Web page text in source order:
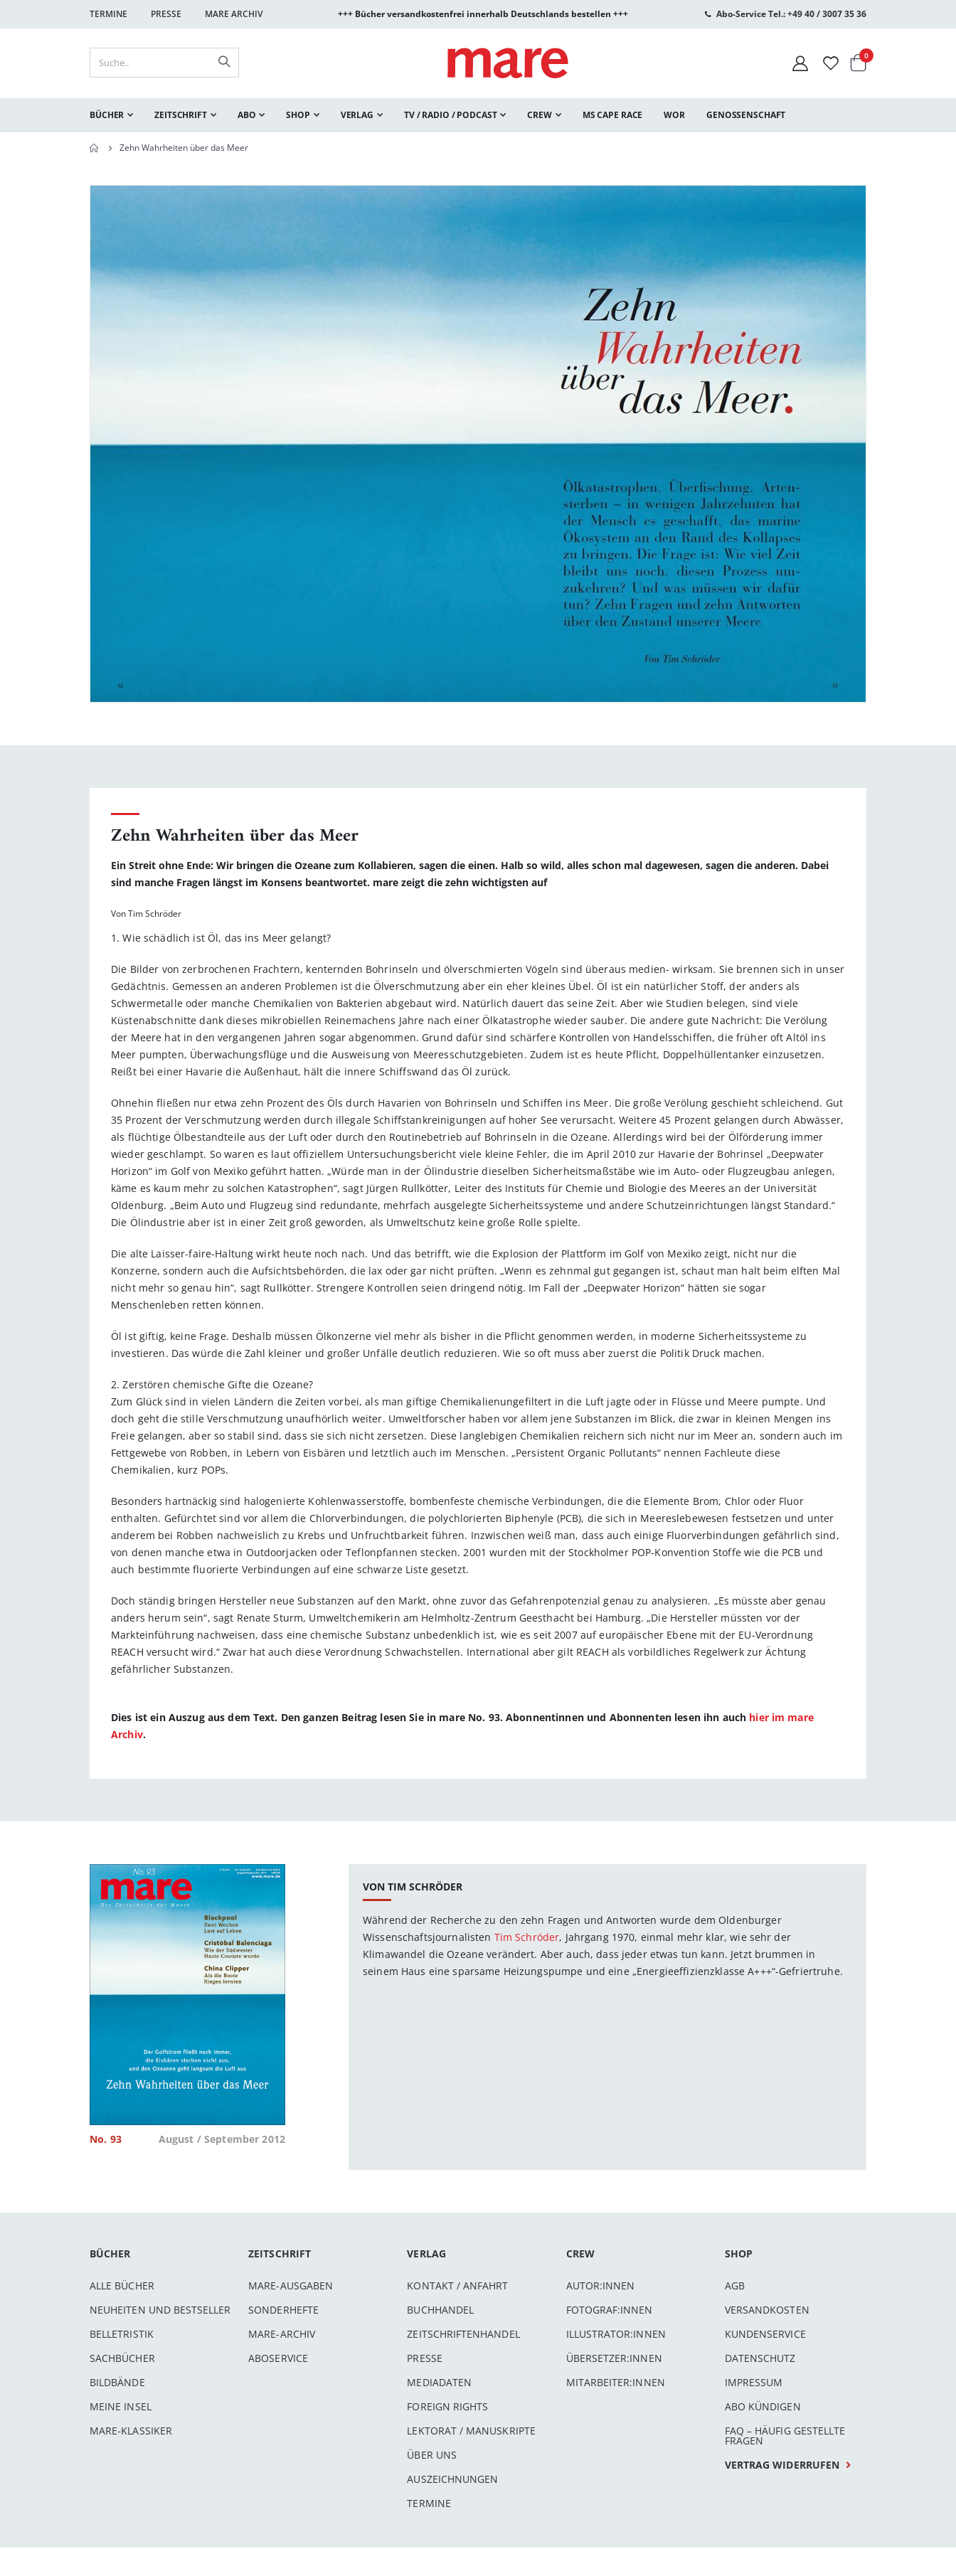
TERMINE PRESSE MARE ARCHIV +++ Bücher versandkostenfrei innerhalb Deutschlands bestellen +++ Abo-Service Tel.: +49 40 / 3007 35 36
Warenkorb
0Artikel
BÜCHER ZEITSCHRIFT ABO SHOP VERLAG TV / RADIO / PODCAST CREW MS CAPE RACE WOR GENOSSENSCHAFT
Zehn Wahrheiten über das Meer
Zehn Wahrheiten über das Meer
Ein Streit ohne Ende: Wir bringen die Ozeane zum Kollabieren, sagen die einen. Halb so wild, alles schon mal dagewesen, sagen die anderen. Dabei
sind manche Fragen längst im Konsens beantwortet. mare zeigt die zehn wichtigsten auf
Von Tim Schröder
1. Wie schädlich ist Öl, das ins Meer gelangt?
Die Bilder von zerbrochenen Frachtern, kenternden Bohrinseln und ölverschmierten Vögeln sind überaus medien- wirksam. Sie brennen sich in unser
Gedächtnis. Gemessen an anderen Problemen ist die Ölverschmutzung aber ein eher kleines Übel. Öl ist ein natürlicher Stoff, der anders als
Schwermetalle oder manche Chemikalien von Bakterien abgebaut wird. Natürlich dauert das seine Zeit. Aber wie Studien belegen, sind viele
Küstenabschnitte dank dieses mikrobiellen Reinemachens Jahre nach einer Ölkatastrophe wieder sauber. Die andere gute Nachricht: Die Verölung
der Meere hat in den vergangenen Jahren sogar abgenommen. Grund dafür sind schärfere Kontrollen von Handelsschiffen, die früher oft Altöl ins
Meer pumpten, Überwachungsflüge und die Ausweisung von Meeresschutzgebieten. Zudem ist es heute Pflicht, Doppelhüllentanker einzusetzen.
Reißt bei einer Havarie die Außenhaut, hält die innere Schiffswand das Öl zurück.
Ohnehin fließen nur etwa zehn Prozent des Öls durch Havarien von Bohrinseln und Schiffen ins Meer. Die große Verölung geschieht schleichend. Gut
35 Prozent der Verschmutzung werden durch illegale Schiffstankreinigungen auf hoher See verursacht. Weitere 45 Prozent gelangen durch Abwässer,
als flüchtige Ölbestandteile aus der Luft oder durch den Routinebetrieb auf Bohrinseln in die Ozeane. Allerdings wird bei der Ölförderung immer
wieder geschlampt. So waren es laut offiziellem Untersuchungsbericht viele kleine Fehler, die im April 2010 zur Havarie der Bohrinsel „Deepwater
Horizon“ im Golf von Mexiko geführt hatten. „Würde man in der Ölindustrie dieselben Sicherheitsmaßstäbe wie im Auto- oder Flugzeugbau anlegen,
käme es kaum mehr zu solchen Katastrophen“, sagt Jürgen Rullkötter, Leiter des Instituts für Chemie und Biologie des Meeres an der Universität
Oldenburg. „Beim Auto und Flugzeug sind redundante, mehrfach ausgelegte Sicherheitssysteme und andere Schutzeinrichtungen längst Standard.“
Die Ölindustrie aber ist in einer Zeit groß geworden, als Umweltschutz keine große Rolle spielte.
Die alte Laisser-faire-Haltung wirkt heute noch nach. Und das betrifft, wie die Explosion der Plattform im Golf von Mexiko zeigt, nicht nur die
Konzerne, sondern auch die Aufsichtsbehörden, die lax oder gar nicht prüften. „Wenn es zehnmal gut gegangen ist, schaut man halt beim elften Mal
nicht mehr so genau hin“, sagt Rullkötter. Strengere Kontrollen seien dringend nötig. Im Fall der „Deepwater Horizon“ hätten sie sogar
Menschenleben retten können.
Öl ist giftig, keine Frage. Deshalb müssen Ölkonzerne viel mehr als bisher in die Pflicht genommen werden, in moderne Sicherheitssysteme zu
investieren. Das würde die Zahl kleiner und großer Unfälle deutlich reduzieren. Wie so oft muss aber zuerst die Politik Druck machen.
2. Zerstören chemische Gifte die Ozeane?
Zum Glück sind in vielen Ländern die Zeiten vorbei, als man giftige Chemikalienungefiltert in die Luft jagte oder in Flüsse und Meere pumpte. Und
doch geht die stille Verschmutzung unaufhörlich weiter. Umweltforscher haben vor allem jene Substanzen im Blick, die zwar in kleinen Mengen ins
Freie gelangen, aber so stabil sind, dass sie sich nicht zersetzen. Diese langlebigen Chemikalien reichern sich nicht nur im Meer an, sondern auch im
Fettgewebe von Robben, in Lebern von Eisbären und letztlich auch im Menschen. „Persistent Organic Pollutants“ nennen Fachleute diese
Chemikalien, kurz POPs.
Besonders hartnäckig sind halogenierte Kohlenwasserstoffe, bombenfeste chemische Verbindungen, die die Elemente Brom, Chlor oder Fluor
enthalten. Gefürchtet sind vor allem die Chlorverbindungen, die polychlorierten Biphenyle (PCB), die sich in Meereslebewesen festsetzen und unter
anderem bei Robben nachweislich zu Krebs und Unfruchtbarkeit führen. Inzwischen weiß man, dass auch einige Fluorverbindungen gefährlich sind,
von denen manche etwa in Outdoorjacken oder Teflonpfannen stecken. 2001 wurden mit der Stockholmer POP-Konvention Stoffe wie die PCB und
auch bestimmte fluorierte Verbindungen auf eine schwarze Liste gesetzt.
Doch ständig bringen Hersteller neue Substanzen auf den Markt, ohne zuvor das Gefahrenpotenzial genau zu analysieren. „Es müsste aber genau
anders herum sein“, sagt Renate Sturm, Umweltchemikerin am Helmholtz-Zentrum Geesthacht bei Hamburg. „Die Hersteller müssten vor der
Markteinführung nachweisen, dass eine chemische Substanz unbedenklich ist, wie es seit 2007 auf europäischer Ebene mit der EU-Verordnung
REACH versucht wird.“ Zwar hat auch diese Verordnung Schwachstellen. International aber gilt REACH als vorbildliches Regelwerk zur Ächtung
gefährlicher Substanzen.
Dies ist ein Auszug aus dem Text. Den ganzen Beitrag lesen Sie in mare No. 93. Abonnentinnen und Abonnenten lesen ihn auch hier im mare
Archiv.
No. 93 August / September 2012
VON TIM SCHRÖDER
Während der Recherche zu den zehn Fragen und Antworten wurde dem Oldenburger
Wissenschaftsjournalisten Tim Schröder, Jahrgang 1970, einmal mehr klar, wie sehr der
Klimawandel die Ozeane verändert. Aber auch, dass jeder etwas tun kann. Jetzt brummen in
seinem Haus eine sparsame Heizungspumpe und eine „Energieeffizienzklasse A+++“-Gefriertruhe.
BÜCHER
ALLE BÜCHER
NEUHEITEN UND BESTSELLER
BELLETRISTIK
SACHBÜCHER
BILDBÄNDE
MEINE INSEL
MARE-KLASSIKER
ZEITSCHRIFT
MARE-AUSGABEN
SONDERHEFTE
MARE-ARCHIV
ABOSERVICE
VERLAG
KONTAKT / ANFAHRT
BUCHHANDEL
ZEITSCHRIFTENHANDEL
PRESSE
MEDIADATEN
FOREIGN RIGHTS
LEKTORAT / MANUSKRIPTE
ÜBER UNS
AUSZEICHNUNGEN
TERMINE
CREW
AUTOR:INNEN
FOTOGRAF:INNEN
ILLUSTRATOR:INNEN
ÜBERSETZER:INNEN
MITARBEITER:INNEN
SHOP
AGB
VERSANDKOSTEN
KUNDENSERVICE
DATENSCHUTZ
IMPRESSUM
ABO KÜNDIGEN
FAQ – HÄUFIG GESTELLTE
FRAGEN
VERTRAG WIDERRUFEN